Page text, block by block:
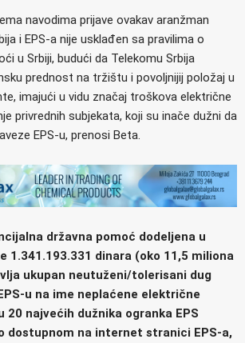
navodima prijave ovakav aranžman
i EPS-a nije usklađen sa pravilima o
u Srbiji, budući da Telekomu Srbija
prednost na tržištu i povoljnijij položaj u
imajući u vidu značaj troškova električne
privrednih subjekata, koji su inače dužni da
EPS-u, prenosi Beta.
državna pomoć dodeljena u
1.341.193.331 dinara (oko 11,5 miliona
ukupan neutuženi/tolerisani dug
u na ime neplaćene električne
20 najvećih dužnika ogranka EPS
dostupnom na internet stranici EPS-a,